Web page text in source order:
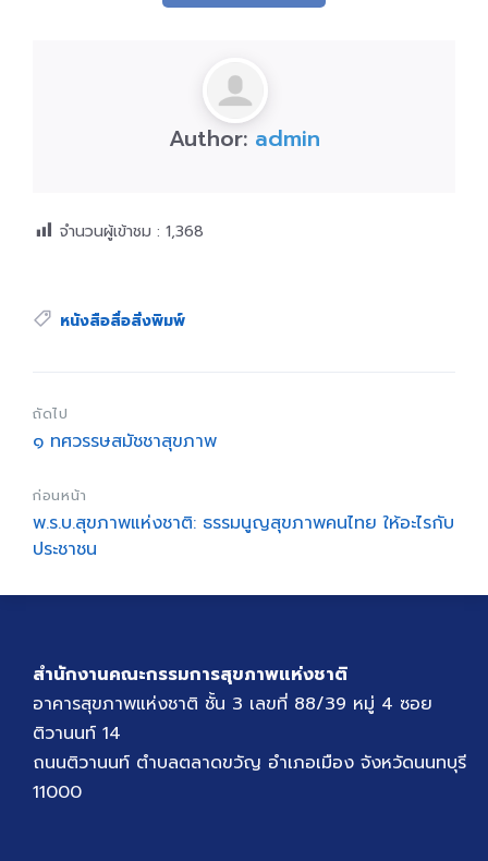
Author: admin
จำนวนผู้เข้าชม : 1,368
Tags:
หนังสือสื่อสิ่งพิมพ์
ถัดไป
๑ ทศวรรษสมัชชาสุขภาพ
ก่อนหน้า
พ.ร.บ.สุขภาพแห่งชาติ: ธรรมนูญสุขภาพคนไทย ให้อะไรกับ
ประชาชน
สำนักงานคณะกรรมการสุขภาพแห่งชาติ
อาคารสุขภาพแห่งชาติ ชั้น 3 เลขที่ 88/39 หมู่ 4 ซอย
ติวานนท์ 14
ถนนติวานนท์ ตำบลตลาดขวัญ อำเภอเมือง จังหวัดนนทบุรี
11000